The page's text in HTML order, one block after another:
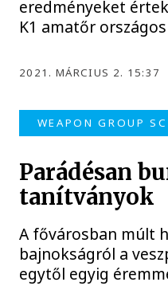
eredményeket
K1 amatőr
2021. MÁRCIUS 2. 15:37
WEAPON GROUP SC
Parádésan
tanítványok
A fővárosban múlt
bajnokságról a
egytől egyig